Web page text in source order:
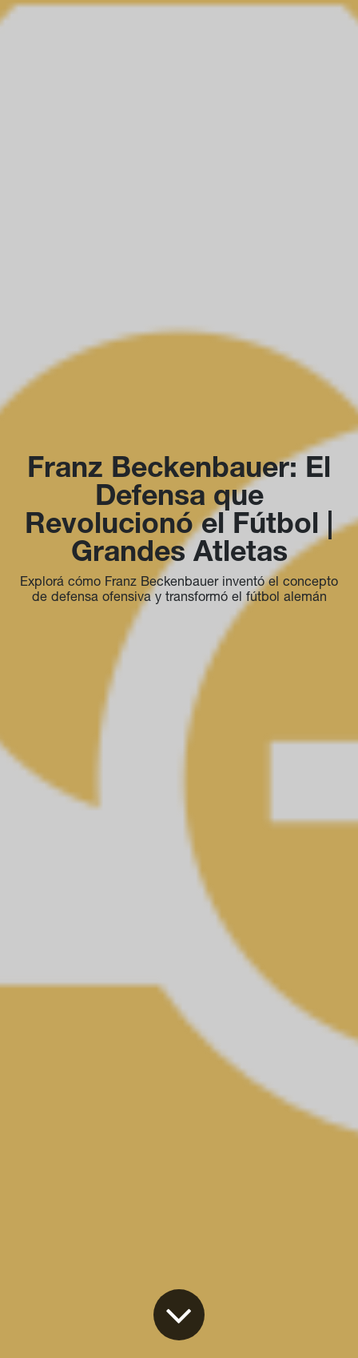
Franz Beckenbauer: El
Defensa que
Revolucionó el Fútbol |
Grandes Atletas
Explorá cómo Franz Beckenbauer inventó el concepto
de defensa ofensiva y transformó el fútbol alemán